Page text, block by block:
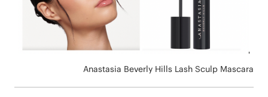
Anastasia Beverly Hills Lash Sculp Mascara